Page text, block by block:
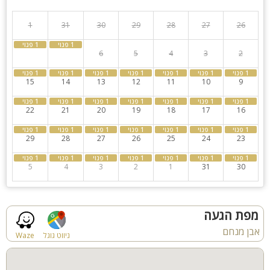
וילה סמדר מיועדת למשפחות, זוגות, קבוצות, ערבי חברה וגיבוש,
אירועים עסקיים, אירועים סולידיים ללא רעש. לציבור הדתי קיימים
ניתן להזמין:
בתיאום מראש ניתן להזמין ארוחות ועיסויי גוף
26
27
28
29
30
31
1
2
3
4
5
6
9
10
11
12
13
14
15
16
17
18
19
20
21
22
23
24
25
26
27
28
29
30
31
1
2
3
4
5
Waze ניווט גוגל
מפת הגעה
אבן מנחם